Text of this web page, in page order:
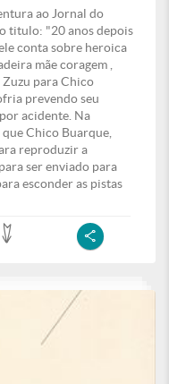
ao Jornal do
titulo: "20 anos depois
conta sobre heroica
mãe coragem ,
para Chico
prevendo seu
acidente. Na
Chico Buarque,
reproduzir a
ser enviado para
esconder as pistas